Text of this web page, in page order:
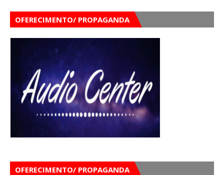
OFERECIMENTO/ PROPAGANDA
OFERECIMENTO/ PROPAGANDA